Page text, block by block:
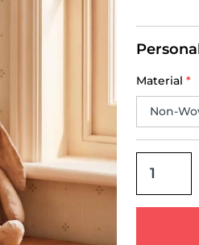
Material *